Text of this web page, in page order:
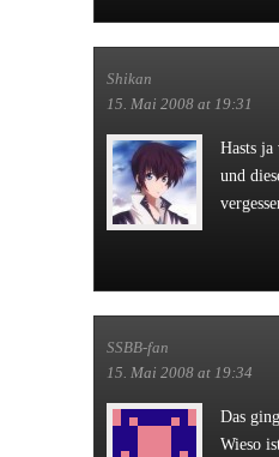
Shikan
15. Mai 2008 at 19:31
Hasts
und
SSBB-fan
15. Mai 2008 at 19:34
Das
Wieso